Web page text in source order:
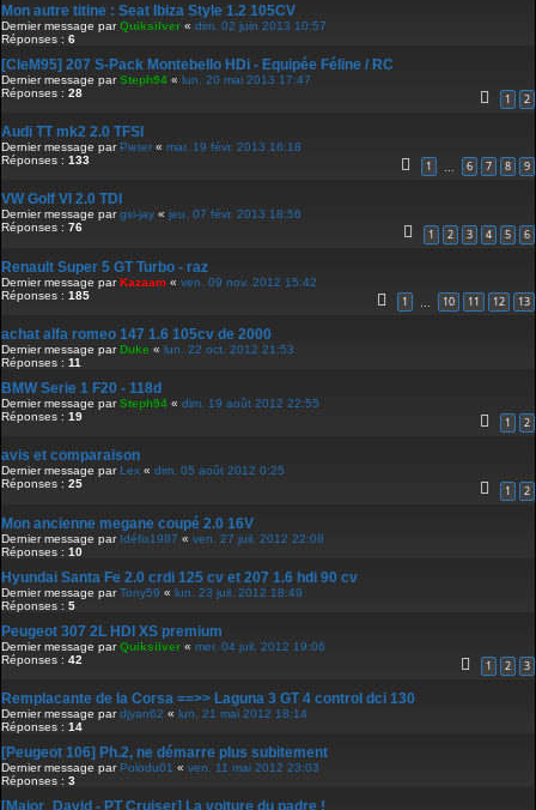
Mon autre titine : Seat Ibiza Style 1.2 105CV
Dernier message parQuiksilver « dim. 02 juin 2013 10:57
Réponses : 6
[CleM95] 207 S-Pack Montebello HDi - Equipée Féline / RC
Dernier message parSteph94 « lun. 20 mai 2013 17:47
Réponses : 28 1 2
Audi TT mk2 2.0 TFSI
Dernier message parPieter « mar. 19 févr. 2013 16:18
Réponses : 133 1 6 7 8 9
VW Golf VI 2.0 TDI
Dernier message pargsi-jay « jeu. 07 févr. 2013 18:56
Réponses : 76 1 2 3 4 5 6
Renault Super 5 GT Turbo - raz
Dernier message parKazaam « ven. 09 nov. 2012 15:42
Réponses : 185 1 10 11 12 13
achat alfa romeo 147 1.6 105cv de 2000
Dernier message parDuke « lun. 22 oct. 2012 21:53
Réponses : 11
BMW Serie 1 F20 - 118d
Dernier message parSteph94 « dim. 19 août 2012 22:55
Réponses : 19 1 2
avis et comparaison
Dernier message par Lex « dim. 05 août 2012 0:25
Réponses : 25 1 2
Mon ancienne megane coupé 2.0 16V
Dernier message par Idéfix1987 « ven. 27 juil. 2012 22:08
Réponses : 10
Hyundai Santa Fe 2.0 crdi 125 cv et 207 1.6 hdi 90 cv
Dernier message parTony59 « lun. 23 juil. 2012 18:49
Réponses : 5
Peugeot 307 2L HDI XS premium
Dernier message parQuiksilver « mer. 04 juil. 2012 19:06
Réponses : 42 1 2 3
Remplacante de la Corsa ==>> Laguna 3 GT 4 control dci 130
Dernier message pardjyan62 « lun. 21 mai 2012 18:14
Réponses : 14
[Peugeot 106] Ph.2, ne démarre plus subitement
Dernier message parPolodu01 « ven. 11 mai 2012 23:03
Réponses : 3
[Major_David - PT Cruiser] La voiture du padre !